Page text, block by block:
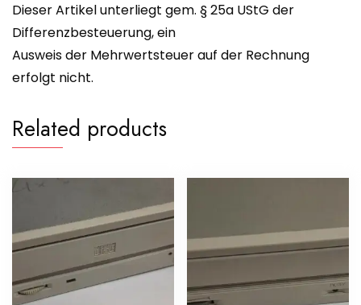
Dieser Artikel unterliegt gem. § 25a UStG der
Differenzbesteuerung, ein
Ausweis der Mehrwertsteuer auf der Rechnung
erfolgt nicht.
Related products